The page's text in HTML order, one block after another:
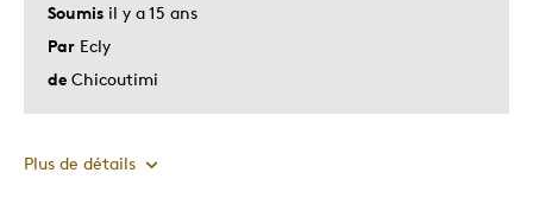
Soumis il y a 15 ans
Par Ecly
de Chicoutimi
Plus de détails